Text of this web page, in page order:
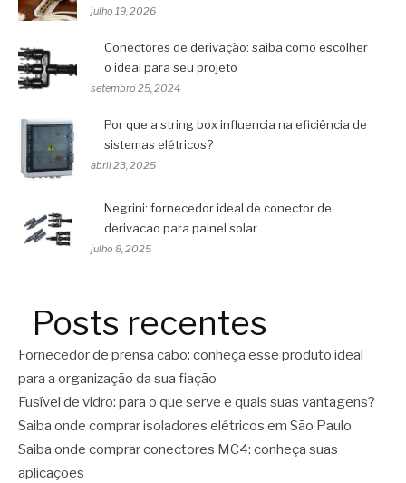
julho 19, 2026
Conectores de derivação: saiba como escolher
o ideal para seu projeto
setembro 25, 2024
Por que a string box influencia na eficiência de
sistemas elétricos?
abril 23, 2025
Negrini: fornecedor ideal de conector de
derivacao para painel solar
julho 8, 2025
Posts recentes
Fornecedor de prensa cabo: conheça esse produto ideal
para a organização da sua fiação
Fusível de vidro: para o que serve e quais suas vantagens?
Saiba onde comprar isoladores elétricos em São Paulo
Saiba onde comprar conectores MC4: conheça suas
aplicações